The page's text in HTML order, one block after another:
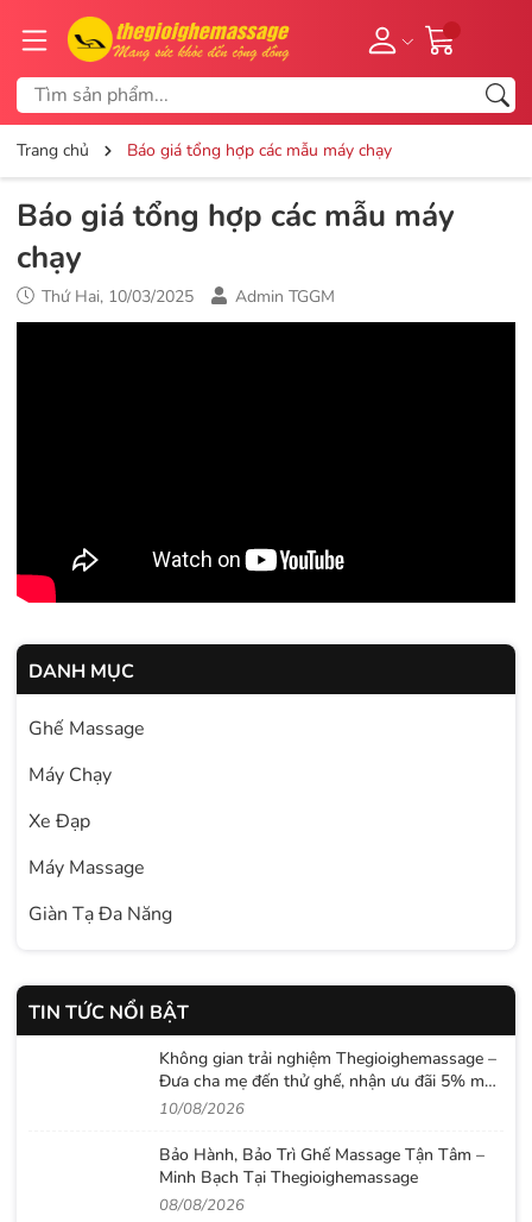
Trang chủ Báo giá tổng hợp các mẫu máy chạy
Báo giá tổng hợp các mẫu máy
chạy
Thứ Hai, 10/03/2025 Admin TGGM
DANH MỤC
Ghế Massage
Máy Chạy
Xe Đạp
Máy Massage
Giàn Tạ Đa Năng
TIN TỨC NỔI BẬT
Không gian trải nghiệm Thegioighemassage –
Đưa cha mẹ đến thử ghế, nhận ưu đãi 5% mùa
Vu Lan
10/08/2026
Bảo Hành, Bảo Trì Ghế Massage Tận Tâm –
Minh Bạch Tại Thegioighemassage
08/08/2026